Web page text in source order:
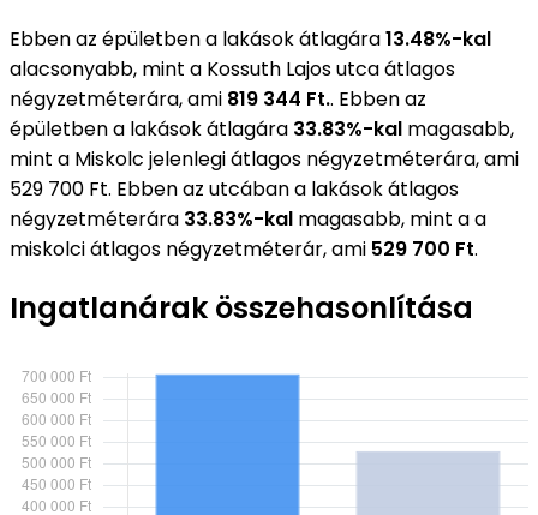
Ebben az épületben a lakások átlagára13.48%-kal
alacsonyabb, mint a Kossuth Lajos utca átlagos
négyzetméterára, ami 819 344 Ft.. Ebben az
épületben a lakások átlagára 33.83%-kal magasabb,
mint a Miskolc jelenlegi átlagos négyzetméterára, ami
529 700 Ft. Ebben az utcában a lakások átlagos
négyzetméterára 33.83%-kal magasabb, mint a a
miskolci átlagos négyzetméterár, ami 529 700 Ft.
Ingatlanárak összehasonlítása